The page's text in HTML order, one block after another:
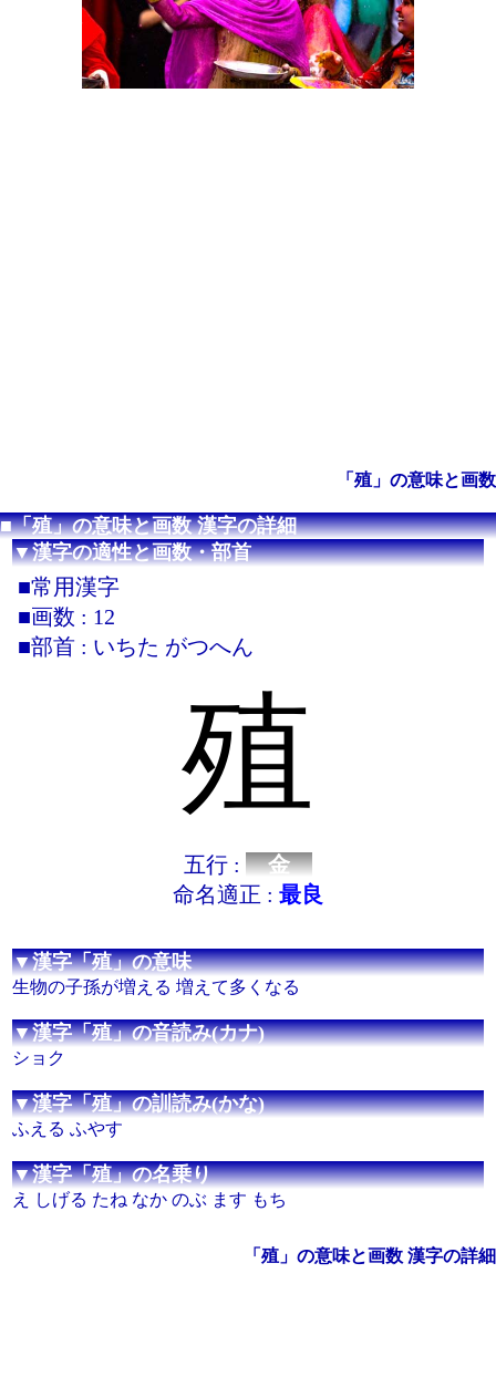
「殖」の意味と画数
■「殖」の意味と画数 漢字の詳細
▼漢字の適性と画数・部首
■常用漢字
■画数 : 12
■部首 : いちた がつへん
殖
五行 : 金
命名適正 : 最良
▼漢字「殖」の意味
生物の子孫が増える 増えて多くなる
▼漢字「殖」の音読み(カナ)
ショク
▼漢字「殖」の訓読み(かな)
ふえる ふやす
▼漢字「殖」の名乗り
え しげる たね なか のぶ ます もち
「殖」の意味と画数 漢字の詳細